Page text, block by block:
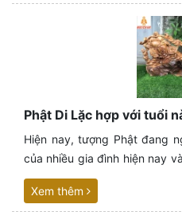
Phật Di Lặc hợp với tuổi
Hiện nay, tượng Phật đang
của nhiều gia đình hiện nay
Nhưng mỗi vị Phật khác
nghĩa hoàn toàn khác nhau
Xem thêm